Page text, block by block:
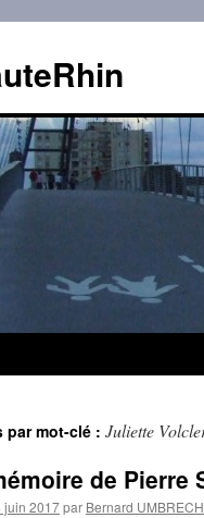
par mot-clé : Juliette
de Pierre
juin 2017par Bernard